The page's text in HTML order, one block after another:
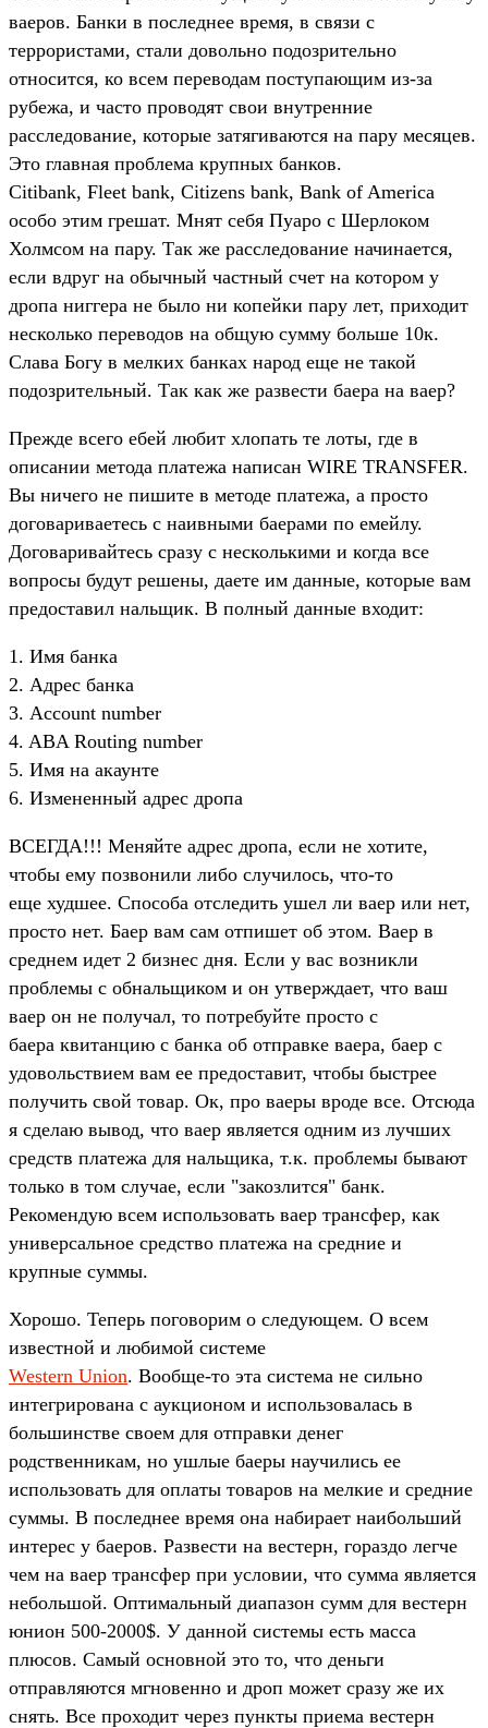
ваеров. Банки в последнее время, в связи с
террористами, стали довольно подозрительно
относится, ко всем переводам поступающим из-за
рубежа, и часто проводят свои внутренние
расследование, которые затягиваются на пару месяцев.
Это главная проблема крупных банков.
Citibank, Fleet bank, Citizens bank, Bank of America
особо этим грешат. Мнят себя Пуаро с Шерлоком
Холмсом на пару. Так же расследование начинается,
если вдруг на обычный частный счет на котором у
дропа ниггера не было ни копейки пару лет, приходит
несколько переводов на общую сумму больше 10к.
Слава Богу в мелких банках народ еще не такой
подозрительный. Так как же развести баера на ваер?
Прежде всего ебей любит хлопать те лоты, где в
описании метода платежа написан WIRE TRANSFER.
Вы ничего не пишите в методе платежа, а просто
договариваетесь с наивными баерами по емейлу.
Договаривайтесь сразу с несколькими и когда все
вопросы будут решены, даете им данные, которые вам
предоставил нальщик. В полный данные входит:
1. Имя банка
2. Адрес банка
3. Account number
4. ABA Routing number
5. Имя на акаунте
6. Измененный адрес дропа
ВСЕГДА!!! Меняйте адрес дропа, если не хотите,
чтобы ему позвонили либо случилось, что-то
еще худшее. Способа отследить ушел ли ваер или нет,
просто нет. Баер вам сам отпишет об этом. Ваер в
среднем идет 2 бизнес дня. Если у вас возникли
проблемы с обнальщиком и он утверждает, что ваш
ваер он не получал, то потребуйте просто с
баера квитанцию с банка об отправке ваера, баер с
удовольствием вам ее предоставит, чтобы быстрее
получить свой товар. Ок, про ваеры вроде все. Отсюда
я сделаю вывод, что ваер является одним из лучших
средств платежа для нальщика, т.к. проблемы бывают
только в том случае, если "закозлится" банк.
Рекомендую всем использовать ваер трансфер, как
универсальное средство платежа на средние и
крупные суммы.
Хорошо. Теперь поговорим о следующем. О всем
известной и любимой системе
Western Union. Вообще-то эта система не сильно
интегрирована с аукционом и использовалась в
большинстве своем для отправки денег
родственникам, но ушлые баеры научились ее
использовать для оплаты товаров на мелкие и средние
суммы. В последнее время она набирает наибольший
интерес у баеров. Развести на вестерн, гораздо легче
чем на ваер трансфер при условии, что сумма является
небольшой. Оптимальный диапазон сумм для вестерн
юнион 500-2000$. У данной системы есть масса
плюсов. Самый основной это то, что деньги
отправляются мгновенно и дроп может сразу же их
снять. Все проходит через пункты приема вестерн